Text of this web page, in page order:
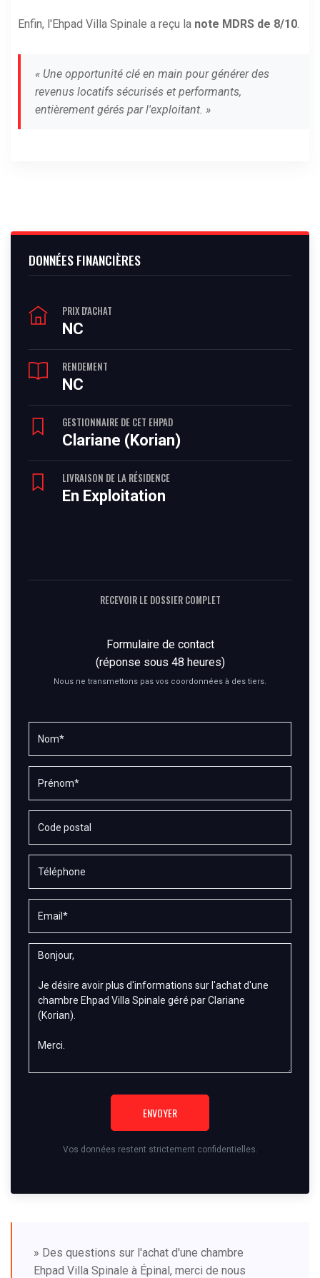
Enfin, l'Ehpad Villa Spinale a reçu la note MDRS de 8/10
« Une opportunité clé en main pour générer des
revenus locatifs sécurisés et performants,
entièrement gérés par l'exploitant. »
DONNÉES FINANCIÈRES
PRIX D'ACHAT
NC
RENDEMENT
NC
GESTIONNAIRE DE CET EHPAD
Clariane (Korian)
LIVRAISON DE LA RÉSIDENCE
En Exploitation
RECEVOIR LE DOSSIER COMPLET
Formulaire de contact
(réponse sous 48 heures)
Nous ne transmettons pas vos coordonnées à des tiers.
ENVOYER
Vos données restent strictement confidentielles.
» Des questions sur l'achat d'une chambre
Ehpad Villa Spinale à Épinal, merci de nous